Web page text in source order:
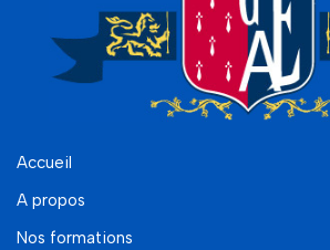
Accueil
A propos
Nos formations